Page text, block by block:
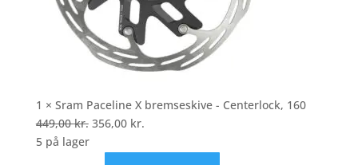
1 × Sram Paceline X bremseskive - Centerlock, 160
449,00kr. Den
356,00 kr.Den
5 på lager